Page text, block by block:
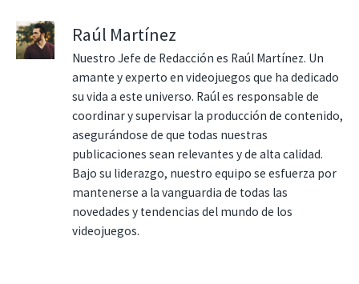
Raúl Martínez
Nuestro Jefe de Redacción es Raúl Martínez. Un
amante y experto en videojuegos que ha dedicado
su vida a este universo. Raúl es responsable de
coordinar y supervisar la producción de contenido,
asegurándose de que todas nuestras
publicaciones sean relevantes y de alta calidad.
Bajo su liderazgo, nuestro equipo se esfuerza por
mantenerse a la vanguardia de todas las
novedades y tendencias del mundo de los
videojuegos.